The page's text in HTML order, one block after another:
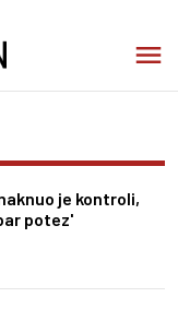
je kontroli,
potez'